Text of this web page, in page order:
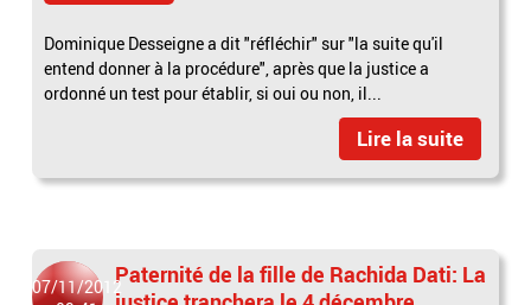
Dominique Desseigne a dit "réfléchir" sur "la suite qu'il
entend donner à la procédure", après que la justice a
ordonné un test pour établir, si oui ou non, il...
Lire la suite
07/11/2012Paternité de la fille de Rachida Dati: La